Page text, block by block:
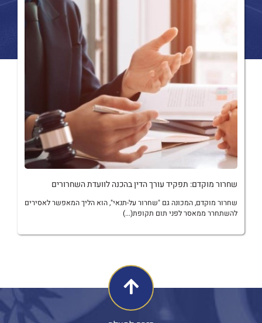
שחרור מוקדם: תפקיד עורך הדין בהכנה לוועדת השחרורים
שחרור מוקדם, המכונה גם "שחרור על-תנאי", הוא הליך המאפשר לאסירים
להשתחרר ממאסר לפני תום תקופת(...)